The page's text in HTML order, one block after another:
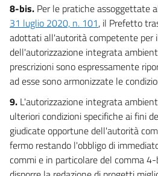
111
112
113
114
115
116
TITOLO IV
STRUMENTI DI
CAPO I
PIANI DI GESTIONE E PIANI DI
117
8-bis. Per le pratiche assoggettate
31 luglio 2020, n. 101, il Prefetto
adottati all'autorità competente per
dell'autorizzazione integrata
prescrizioni sono espressamente
ad esse sono armonizzate le
9. L'autorizzazione integrata
ulteriori condizioni specifiche ai fini
giudicate opportune dell'autorità
fermo restando l'obbligo di
commi e in particolare del comma